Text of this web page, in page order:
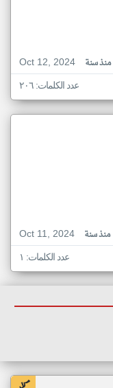
Oct 12, 2024
منذ سنة
عدد الكلمات: ٢٠٦
Oct 11, 2024
منذ سنة
عدد الكلمات: ١